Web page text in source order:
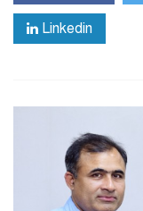
Linkedin